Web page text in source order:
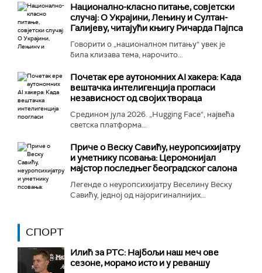
Национално-класнo питање, совјетски
случај: О Украјини, Лењину и Султан-
Галијеву, читајући књигу Ричарда Пајпса
Говорити о „националном питању“ увек је
била клизава тема, нарочито...
Почетак ере аутономних AI хакера: Када
вештачка интелигенција прогласи
независност од својих твораца
Средином јула 2026. „Hugging Face“, највећа
светска платформа...
Приче о Веску Савићу, неуропсихијатру
и уметнику псовања: Церомонијал
мајстор последњег београдског салона
Легенде о неуропсихијатру Веселину Веску
Савићу, једној од најоригиналнијих...
СПОРТ
Илић за РТС: Најбољи наш меч ове
сезоне, морамо исто и у реваншу